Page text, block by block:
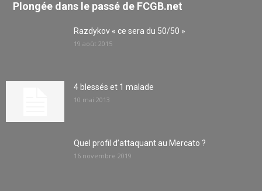
Plongée dans le passé de FCGB.net
Razdykov « ce sera du 50/50 »
19 août 2015
4 blessés et 1 malade
10 mai 2013
Quel profil d’attaquant au Mercato ?
16 novembre 2019